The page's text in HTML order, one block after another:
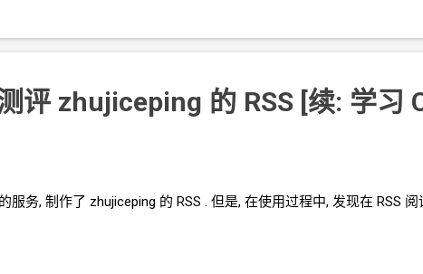
评 zhujiceping 的 RSS [续: 学习
的服务, 制作了 zhujiceping 的 RSS . 但是, 在使用过程中, 发现在 RSS 阅